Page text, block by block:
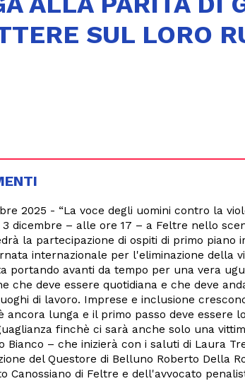
SUL LORO
2025 - “La voce degli uomini contro la
dicembre – alle ore 17 – a Feltre nello
la partecipazione di ospiti di primo
internazionale per l'eliminazione della
portando avanti da tempo per una vera
che deve essere quotidiana e che deve
di lavoro. Imprese e inclusione
ancora lunga e il primo passo deve
finchè ci sarà anche solo una
Bianco – che inizierà con i saluti di Laura
del Questore di Belluno Roberto Della
Canossiano di Feltre e dell'avvocato